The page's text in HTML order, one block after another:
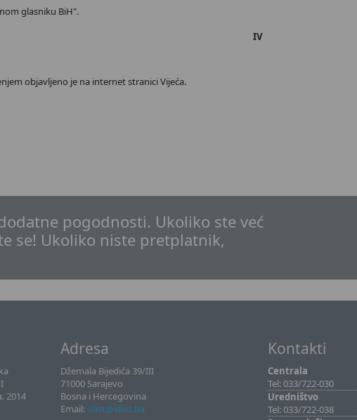
glasniku BiH".
IV
objavljeno je na internet stranici Vijeća.
pogodnosti. Ukoliko ste već
se! Ukoliko niste pretplatnik,
2014
Adresa
Džemala Bijedića 39/III
71000 Sarajevo
Bosna i Hercegovina
Email: sllist@sllist.ba
Kontakti
Centrala
Tel: 033/722-030
Uredništvo
Tel: 033/722-038